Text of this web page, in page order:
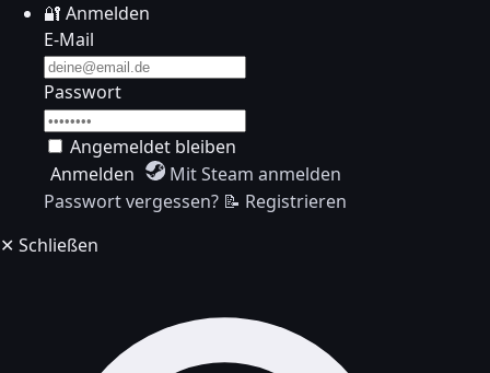
🔐 Anmelden
E-Mail
Passwort
Angemeldet bleiben
Anmelden
Mit Steam anmelden
Passwort vergessen? 📝 Registrieren
✕ Schließen